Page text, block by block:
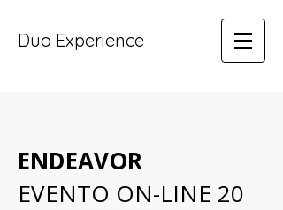
Duo Experience
ENDEAVOR
EVENTO ON-LINE 20